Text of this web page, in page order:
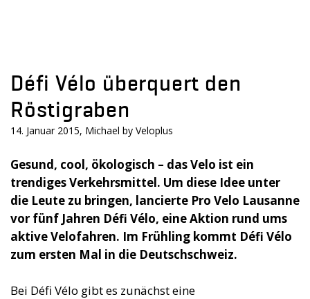
Défi Vélo überquert den
Röstigraben
14. Januar 2015, Michael by Veloplus
Gesund, cool, ökologisch – das Velo ist ein
trendiges Verkehrsmittel. Um diese Idee unter
die Leute zu bringen, lancierte Pro Velo Lausanne
vor fünf Jahren Défi Vélo, eine Aktion rund ums
aktive Velofahren. Im Frühling kommt Défi Vélo
zum ersten Mal in die Deutschschweiz.
Bei Défi Vélo gibt es zunächst eine